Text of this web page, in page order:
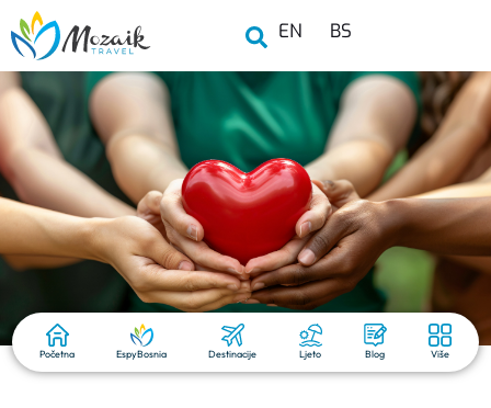
EN BS
Početna EspyBosnia Destinacije Ljeto Blog Više